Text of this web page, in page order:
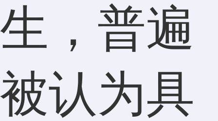
生，普遍
被认为具